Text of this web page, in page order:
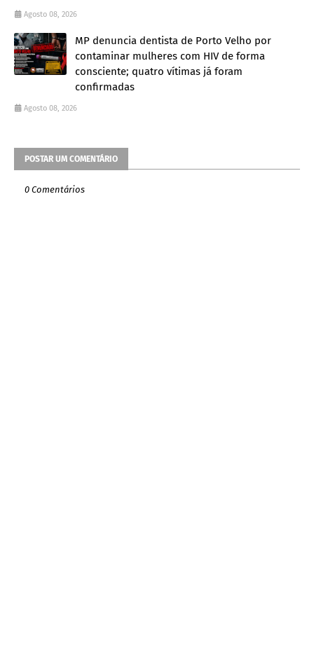
Agosto 08, 2026
MP denuncia dentista de Porto Velho por
contaminar mulheres com HIV de forma
consciente; quatro vítimas já foram
confirmadas
Agosto 08, 2026
POSTAR UM COMENTÁRIO
0 Comentários